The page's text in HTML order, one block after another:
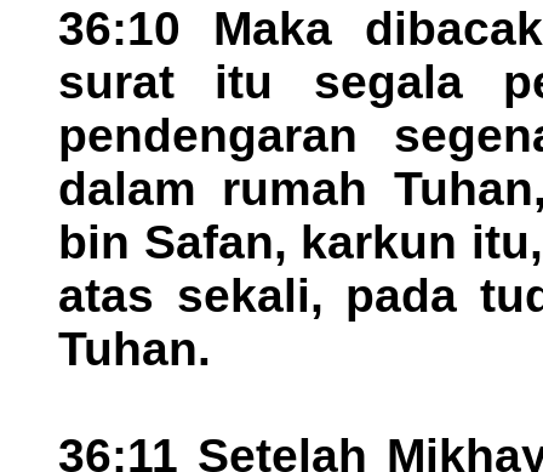
36:10 Maka
surat itu segala
pendengaran
dalam rumah
bin Safan, karkun
atas sekali, pada
Tuhan.
36:11 Setelah